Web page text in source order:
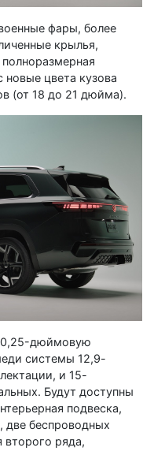
фары, более
крылья,
новые цвета кузова
(от 18 до 21 дюйма).
дюймовую
системы 12,9-
и 15-
Будут доступны
подвеска,
две беспроводных
второго ряда,